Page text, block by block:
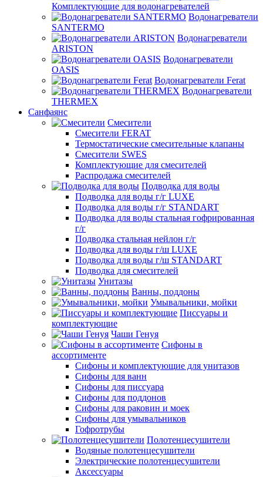
Комплектующие для водонагревателей
Водонагреватели
SANTERMO
Водонагреватели
ARISTON
Водонагреватели
OASIS
Водонагреватели Ferat
Водонагреватели
THERMEX
Санфаянс
Смесители
Смесители FERAT
Термостатические смесительные клапаны
Смесители SWES
Комплектующие для смесителей
Распродажа смесителей
Подводка для воды
Подводка для воды г/г LUXE
Подводка для воды г/г STANDART
Подводка для воды стальная гофрированная
г/г
Подводка стальная нейлон г/г
Подводка для воды г/ш LUXE
Подводка для воды г/ш STANDART
Подводка для смесителей
Унитазы
Ванны, поддоны
Умывальники, мойки
Писсуары и
комплектующие
Чаши Генуя
Сифоны в
ассортименте
Сифоны и комплектующие для унитазов
Сифоны для ванн
Сифоны для писсуара
Сифоны для поддонов
Сифоны для раковин и моек
Сифоны для умывальников
Гофротрубы
Полотенцесушители
Водяные полотенцесушители
Электрические полотенцесушители
Аксессуары